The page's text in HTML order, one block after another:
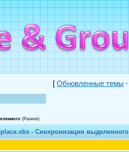
[ Обновленные темы ·
(Разное)
- Синхронизация выделенного